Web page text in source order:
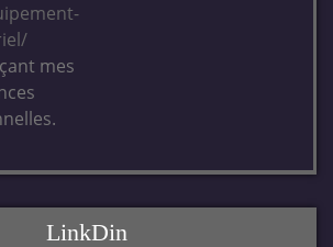
mes
LinkDin